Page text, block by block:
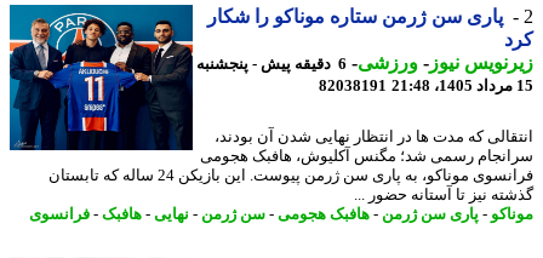
پاری سن ژرمن ستاره موناکو را شکار
نیوز-ورزشی-
6 دقیقه پیش - پنجشنبه
82038191
که مدت ها در انتظار نهایی شدن آن بودند،
رسمی شد؛ مگنس آکلیوش، هافبک هجومی
فرانسوی موناکو، به پاری سن ژرمن پیوست. این بازیکن 24 ساله که تابستان
نیز تا آستانه حضور ...
-پاری سن ژرمن -هافبک هجومی-سن ژرمن -نهایی-هافبک-فرانسوی